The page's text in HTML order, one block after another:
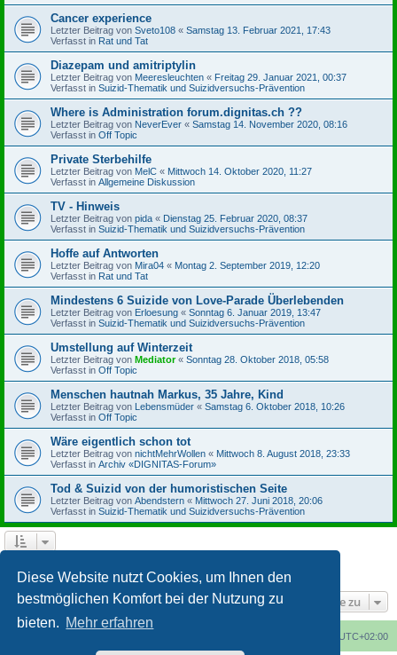
Diese Website nutzt Cookies, um Ihnen den
bestmöglichen Komfort bei der Nutzung zu
bieten. Mehr erfahren
Cancer experience
Letzter Beitrag von Sveto108 « Samstag 13. Februar 2021, 17:43
Verfasst in Rat und Tat
Diazepam und amitriptylin
Letzter Beitrag von Meeresleuchten « Freitag 29. Januar 2021, 00:37
Verfasst in Suizid-Thematik und Suizidversuchs-Prävention
Where is Administration forum.dignitas.ch ??
Letzter Beitrag von NeverEver « Samstag 14. November 2020, 08:16
Verfasst in Off Topic
Private Sterbehilfe
Letzter Beitrag von MelC « Mittwoch 14. Oktober 2020, 11:27
Verfasst in Allgemeine Diskussion
TV - Hinweis
Letzter Beitrag von pida « Dienstag 25. Februar 2020, 08:37
Verfasst in Suizid-Thematik und Suizidversuchs-Prävention
Hoffe auf Antworten
Letzter Beitrag von Mira04 « Montag 2. September 2019, 12:20
Verfasst in Rat und Tat
Mindestens 6 Suizide von Love-Parade Überlebenden
Letzter Beitrag von Erloesung « Sonntag 6. Januar 2019, 13:47
Verfasst in Suizid-Thematik und Suizidversuchs-Prävention
Umstellung auf Winterzeit
Letzter Beitrag von Mediator« Sonntag 28. Oktober 2018, 05:58
Verfasst in Off Topic
Menschen hautnah Markus, 35 Jahre, Kind
Letzter Beitrag von Lebensmüder « Samstag 6. Oktober 2018, 10:26
Verfasst in Off Topic
Wäre eigentlich schon tot
Letzter Beitrag von nichtMehrWollen « Mittwoch 8. August 2018, 23:33
Verfasst in Archiv «DIGNITAS-Forum»
Tod & Suizid von der humoristischen Seite
Letzter Beitrag von Abendstern « Mittwoch 27. Juni 2018, 20:06
Verfasst in Suizid-Thematik und Suizidversuchs-Prävention
Gehe zu
UTC+02:00